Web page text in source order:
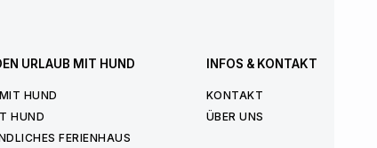
URLAUB MIT HUND
HUND
HUND
FERIENHAUS
INFOS & KONTAKT
KONTAKT
ÜBER UNS